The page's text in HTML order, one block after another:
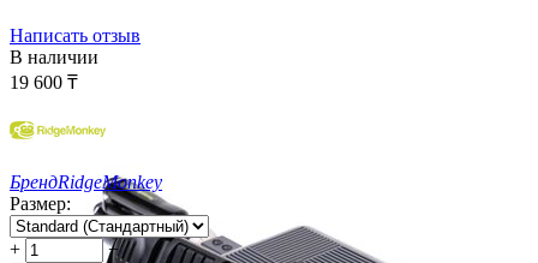
Написать отзыв
В наличии
19 600 ₸
БрендRidgeMonkey
Размер:
+ −